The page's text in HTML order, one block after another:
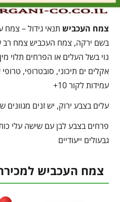
צמח העכביש תנאי גידול –
בשם ירקה, צמח העכביש צמח רב
נוי בשל העלים או הפרחים תלוי
אקלים ים תיכוני, סובטרופי,
עמידות לקור 10+
עלים בצבע ירוק, יש זנים מגוונים
פרחים בצבע לבן עם שישה עלי
גבעולים ייעודיים
צמח העכביש